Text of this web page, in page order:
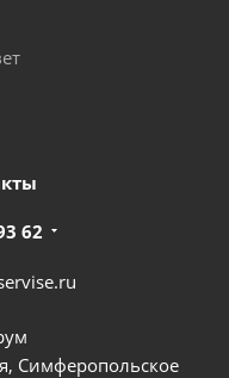
62
Симферопольское